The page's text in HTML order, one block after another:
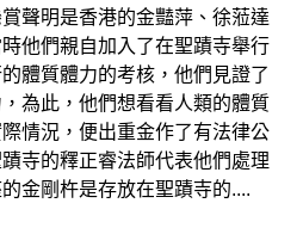
聲明是香港的金豔萍、徐蒞達
他們親自加入了在聖蹟寺舉行
體質體力的考核，他們見證了
為此，他們想看看人類的體質
情況，便出重金作了有法律公
寺的釋正睿法師代表他們處理
金剛杵是存放在聖蹟寺的....